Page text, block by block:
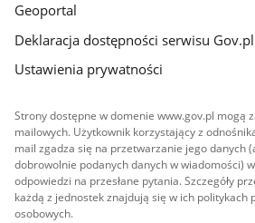
Geoportal
Deklaracja dostępności serwisu Gov.pl
Ustawienia prywatności
Strony dostępne w domenie www.gov.pl mogą
mailowych. Użytkownik korzystający z
mail zgadza się na przetwarzanie jego danych
dobrowolnie podanych danych w wiadomości)
odpowiedzi na przesłane pytania. Szczegóły
każdą z jednostek znajdują się w ich politykach
osobowych.